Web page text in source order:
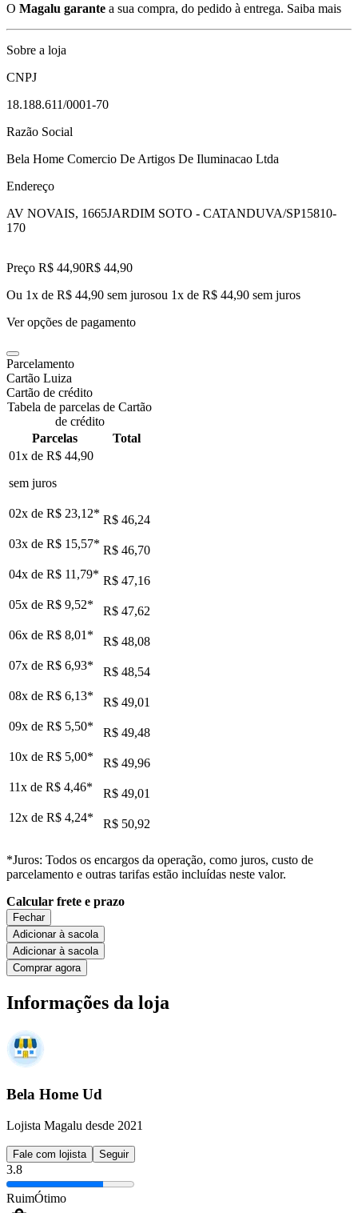
O Magalu garante a sua compra, do pedido à entrega. Saiba mais
Sobre a loja
CNPJ
18.188.611/0001-70
Razão Social
Bela Home Comercio De Artigos De Iluminacao Ltda
Endereço
AV NOVAIS, 1665JARDIM SOTO - CATANDUVA/SP15810-
170
Preço R$ 44,90R$ 44,90
Ou 1x de R$ 44,90 sem jurosou 1x de R$ 44,90 sem juros
Ver opções de pagamento
Parcelamento
Cartão Luiza
Cartão de crédito
Tabela de parcelas de Cartão
de crédito
Parcelas
Total
01x de R$ 44,90
sem juros
02x de R$ 23,12* R$ 46,24
03x de R$ 15,57* R$ 46,70
04x de R$ 11,79* R$ 47,16
05x de R$ 9,52*
R$ 47,62
06x de R$ 8,01 *
R$ 48,08
07x de R$ 6,93*
R$ 48,54
08x de R$ 6,13*
R$ 49,01
09x de R$ 5,50*
R$ 49,48
10x de R$ 5,00*
R$ 49,96
11x de R$ 4,46*
R$ 49,01
12x de R$ 4,24* R$ 50,92
*Juros: Todos os encargos da operação, como juros, custo de
parcelamento e outras tarifas estão incluídas neste valor.
Calcular frete e prazo
Fechar
Adicionar à sacola
Adicionar à sacola
Comprar agora
Informações da loja
Bela Home Ud
Lojista Magalu desde 2021
Fale com lojista Seguir
3.8
RuimÓtimo